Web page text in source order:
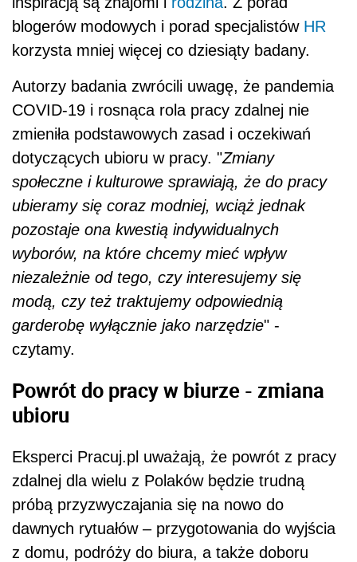
blogerów modowych i porad specjalistów HR
korzysta mniej więcej co dziesiąty badany.
Autorzy badania zwrócili uwagę, że pandemia
COVID-19 i rosnąca rola pracy zdalnej nie
zmieniła podstawowych zasad i oczekiwań
dotyczących ubioru w pracy. "Zmiany
społeczne i kulturowe sprawiają, że do pracy
ubieramy się coraz modniej, wciąż jednak
pozostaje ona kwestią indywidualnych
wyborów, na które chcemy mieć wpływ
niezależnie od tego, czy interesujemy się
modą, czy też traktujemy odpowiednią
garderobę wyłącznie jako narzędzie" -
czytamy.
Powrót do pracy w biurze - zmiana
ubioru
Eksperci Pracuj.pl uważają, że powrót z pracy
zdalnej dla wielu z Polaków będzie trudną
próbą przyzwyczajania się na nowo do
dawnych rytuałów – przygotowania do wyjścia
z domu, podróży do biura, a także doboru